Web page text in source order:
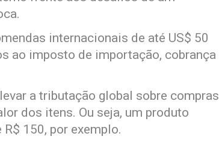
internacionais de até US$ 50
ao imposto de importação, cobrança
a tributação global sobre compras
dos itens. Ou seja, um produto
150, por exemplo.